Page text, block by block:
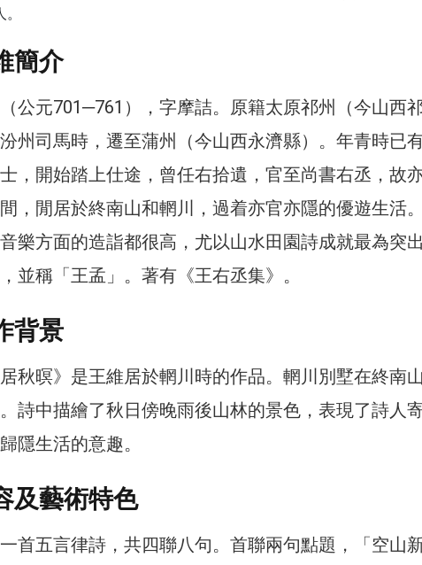
。
簡介
公元701─761），字摩詰。原籍太原祁州（今山西
州司馬時，遷至蒲州（今山西永濟縣）。年青時已
，開始踏上仕途，曾任右拾遺，官至尚書右丞，故
，閒居於終南山和輞川，過着亦官亦隱的優遊生活
樂方面的造詣都很高，尤以山水田園詩成就最為突
並稱「王孟」。著有《王右丞集》。
背景
居秋暝》是王維居於輞川時的作品。輞川別墅在終南
詩中描繪了秋日傍晚雨後山林的景色，表現了詩人
隱生活的意趣。
及藝術特色
首五言律詩，共四聯八句。首聯兩句點題，「空山